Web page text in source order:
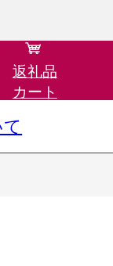
返礼品
カート